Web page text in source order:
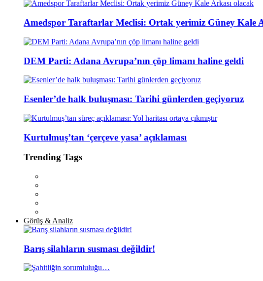
Amedspor Taraftarlar Meclisi: Ortak yerimiz Güney Kale
DEM Parti: Adana Avrupa’nın çöp limanı haline geldi
Esenler’de halk buluşması: Tarihi günlerden geçiyoruz
Kurtulmuş’tan ‘çerçeve yasa’ açıklaması
Trending Tags
Görüş & Analiz
Barış silahların susması değildir!